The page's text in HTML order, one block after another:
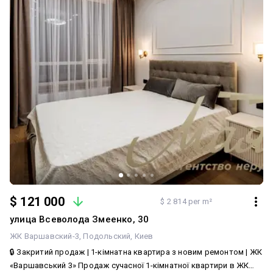
$ 121 000 $ 2 814 per m²
улица Всеволода Змеенко, 30
ЖК Варшавский-3 Подольский Киев
🔒 Закритий продаж | 1-кімнатна квартира з новим ремонтом | ЖК
«Варшавський 3» Продаж сучасної 1-кімнатної квартири в ЖК